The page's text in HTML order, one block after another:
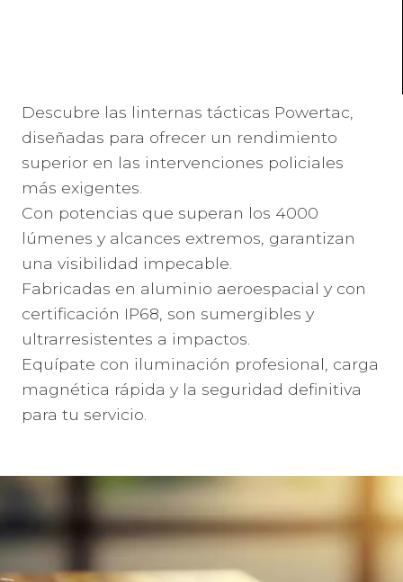
Descubre las linternas tácticas Powertac,
diseñadas para ofrecer un rendimiento
superior en las intervenciones policiales
más exigentes.
Con potencias que superan los 4000
lúmenes y alcances extremos, garantizan
una visibilidad impecable.
Fabricadas en aluminio aeroespacial y con
certificación IP68, son sumergibles y
ultrarresistentes a impactos.
Equípate con iluminación profesional, carga
magnética rápida y la seguridad definitiva
para tu servicio.